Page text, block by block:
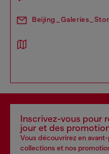
Inscrivez-vous pour
jour et des
Vous découvrirez en
collections et nos